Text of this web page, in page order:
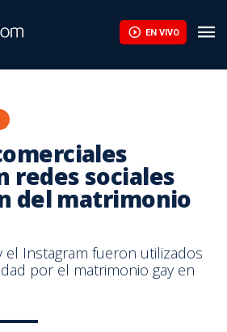
EN VIVO
redes sociales
del matrimonio
el Instagram fueron utilizados
por el matrimonio gay en